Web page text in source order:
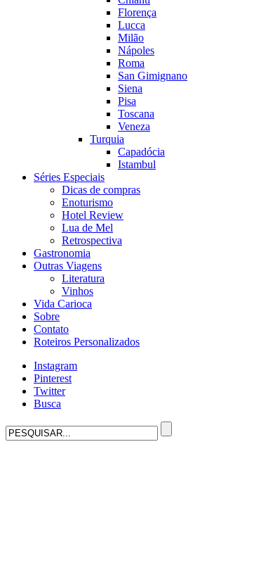
Florença
Lucca
Milão
Nápoles
Roma
San Gimignano
Siena
Pisa
Toscana
Veneza
Turquia
Capadócia
Istambul
Séries Especiais
Dicas de compras
Enoturismo
Hotel Review
Lua de Mel
Retrospectiva
Gastronomia
Outras Viagens
Literatura
Vinhos
Vida Carioca
Sobre
Contato
Roteiros Personalizados
Instagram
Pinterest
Twitter
Busca